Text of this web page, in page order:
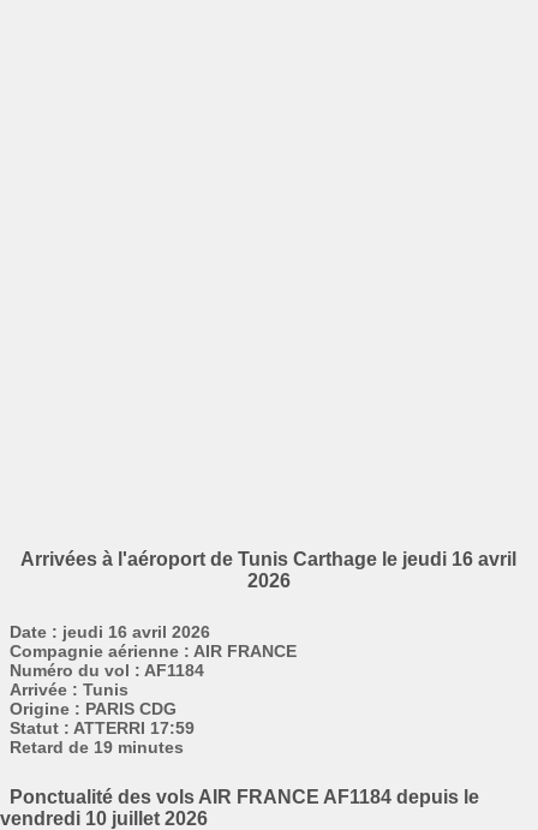
Arrivées à l'aéroport de Tunis Carthage le jeudi 16 avril
2026
Date : jeudi 16 avril 2026
Compagnie aérienne : AIR FRANCE
Numéro du vol : AF1184
Arrivée : Tunis
Origine : PARIS CDG
Statut : ATTERRI 17:59
Retard de 19 minutes
Ponctualité des vols AIR FRANCE AF1184 depuis le
vendredi 10 juillet 2026